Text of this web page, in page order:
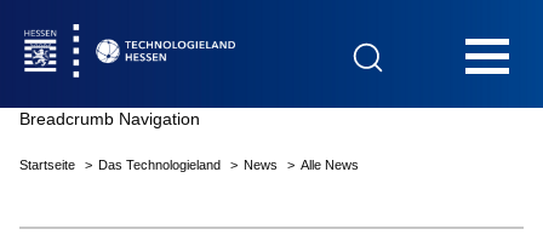
Breadcrumb Navigation
Startseite Das Technologieland News Alle News